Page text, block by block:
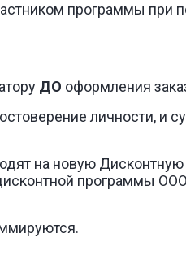
программы при
ДО оформления
личности, и
на новую
программы